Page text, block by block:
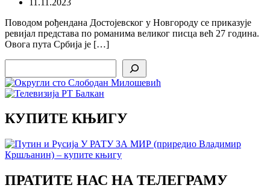
Поводом рођендана Достојевског у Новгороду се приказује
ревијал представа по романима великог писца већ 27 година.
Овога пута Србија је […]
КУПИТЕ КЊИГУ
ПРАТИТЕ НАС НА ТЕЛЕГРАМУ